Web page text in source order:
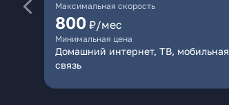
Максимальная скорость
800 ₽/мес
Минимальная цена
Домашний интернет, ТВ, мобильная
связь